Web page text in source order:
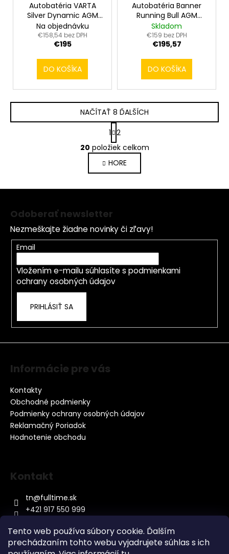
Tento web používa súbory cookie. Ďalším
prechádzaním tohto webu vyjadrujete súhlas s ich
Autobatéria VARTA
Silver Dynamic AGM
E39 12V 70Ah 760A
570901076
Na objednávku
€158,54 bez DPH
€195
DO KOŠÍKA
Autobatéria Banner
Running Bull AGM
57001 12V 70Ah 760A
Skladom
€159 bez DPH
€195,57
DO KOŠÍKA
O
v
l
á
d
e
p
r
v
k
s
NAČÍTAŤ 8 ĎALŠÍCH
S
t
r
á
n
k
o
i
e
1 2
20 položiek celkom
HORE
Odoberať newsletter
Nezmeškajte žiadne novinky či zľavy!
Email
Vložením e-mailu súhlasíte s podmienkami
ochrany osobných údajov
PRIHLÁSIŤ SA
Informácie pre vás
Kontakty
Obchodné podmienky
Podmienky ochrany osobných údajov
Reklamačný Poriadok
Hodnotenie obchodu
Kontakt
tn@fulltime.sk
+421 917 550 999